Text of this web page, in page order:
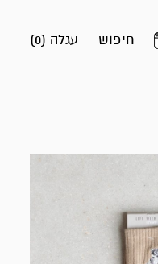
עגלה (0) חיפוש